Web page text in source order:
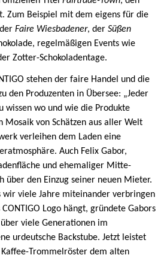
Zum Beispiel mit dem eigens für die
Faire Wiesbadener, der Süßen
regelmäßigen Events wie
Zotter-Schokoladentage.
stehen der faire Handel und die
den Produzenten in Übersee: „Jeder
wissen wo und wie die Produkte
Mosaik von Schätzen aus aller Welt
verleihen dem Laden eine
Auch Felix Gabor,
und ehemaliger Mitte-
über den Einzug seiner neuen Mieter.
wir viele Jahre miteinander verbringen
Logo hängt, gründete Gabors
viele Generationen im
urdeutsche Backstube. Jetzt leistet
Kaffee-Trommelröster dem alten